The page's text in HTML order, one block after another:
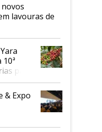
lavouras de
para
& Expo